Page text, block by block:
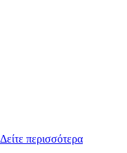
Δείτε περισσότερα